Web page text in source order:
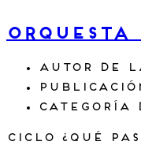
Orquesta
Autor de
Categoría
Ciclo ¿qué